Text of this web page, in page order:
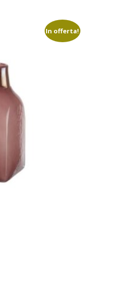
In offerta!